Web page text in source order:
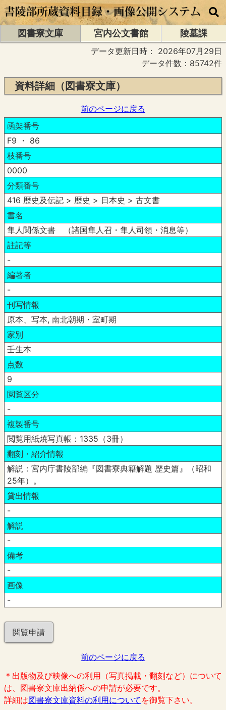
図書寮文庫 宮内公文書館
陵墓課
データ更新日時： 2026年07月29日
データ件数：85742件
資料詳細（図書寮文庫）
前のページに戻る
函架番号
F9 ・ 86
枝番号
0000
分類番号
416 歴史及伝記 > 歴史 > 日本史 > 古文書
書名
隼人関係文書 （諸国隼人召・隼人司領・消息等）
註記等
-
編著者
-
刊写情報
原本、写本, 南北朝期・室町期
家別
壬生本
点数
9
閲覧区分
-
複製番号
閲覧用紙焼写真帳：1335（3冊）
翻刻・紹介情報
解説：宮内庁書陵部編『図書寮典籍解題 歴史篇』（昭和
25年）。
貸出情報
-
解説
-
備考
-
画像
-
閲覧申請
前のページに戻る
＊出版物及び映像への利用（写真掲載・翻刻など）について
は、図書寮文庫出納係への申請が必要です。
詳細は図書寮文庫資料の利用について を御覧下さい。